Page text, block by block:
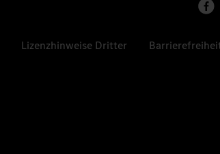
Lizenzhinweise Dritter